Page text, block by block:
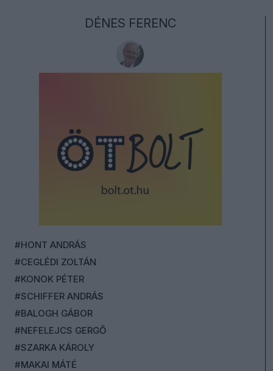
DÉNES FERENC
#HONT ANDRÁS
#CEGLÉDI ZOLTÁN
#KONOK PÉTER
#SCHIFFER ANDRÁS
#BALOGH GÁBOR
#NEFELEJCS GERGŐ
#SZARKA KÁROLY
#MAKAI MÁTÉ